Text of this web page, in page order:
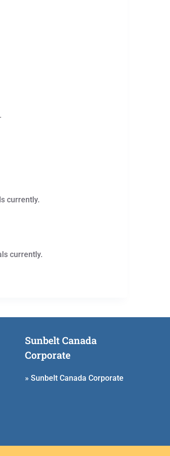
currently.
currently.
Sunbelt Canada
Corporate
» Sunbelt Canada Corporate